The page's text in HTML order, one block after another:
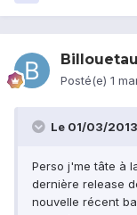
Posté(e) 1
Le 01/03/
Perso j'me tâte à
dernière release
nouvelle récent